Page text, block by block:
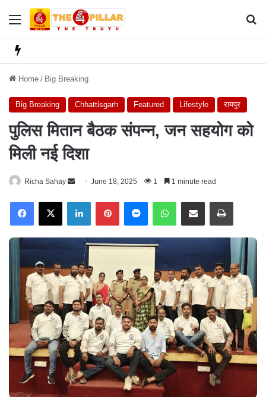
Menu
Home / Big Breaking
Big Breaking Chhattisgarh Featured Lifestyle रायपुर
पुलिस मितान बैठक संपन्न, जन सहयोग को
मिली नई दिशा
Richa Sahay
n
d
a
e
m
a
i
June 18, 2025 1 1 minute read
X